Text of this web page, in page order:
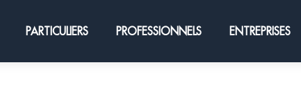
PARTICULIERS PROFESSIONNELS ENTREPRISES